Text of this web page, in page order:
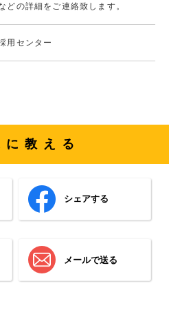
どの詳細をご連絡致します。
用センター
に教える
シェアする
メールで送る